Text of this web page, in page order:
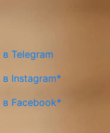
Telegram
Instagram*
Facebook*